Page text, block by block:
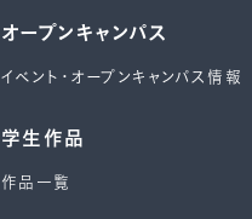
オープンキャンパス
イベント・オープンキャンパス情報
学生作品
作品一覧